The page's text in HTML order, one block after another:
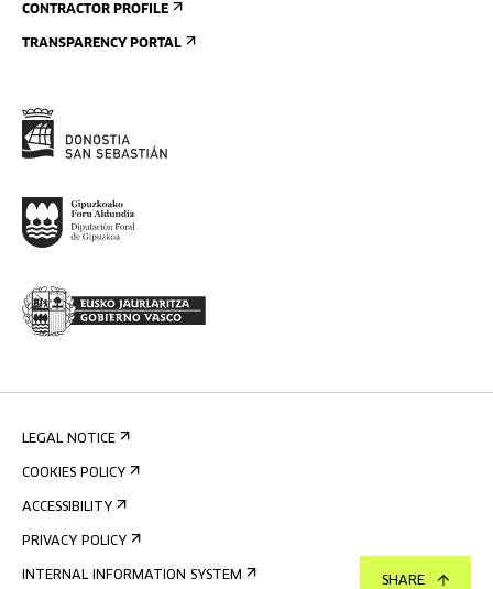
SHARE
CONTRACTOR PROFILE
TRANSPARENCY PORTAL
LEGAL NOTICE
COOKIES POLICY
ACCESSIBILITY
PRIVACY POLICY
INTERNAL INFORMATION SYSTEM